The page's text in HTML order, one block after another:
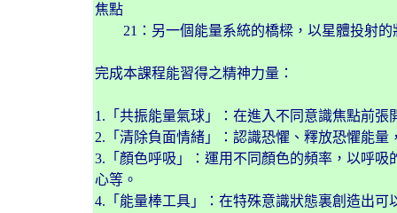
焦點
21：另一個能量系統的橋樑，以星體
完成本課程能習得之精神力量：
1.「共振能量氣球」：在進入不同意識焦點前
2.「清除負面情緒」：認識恐懼、釋放恐懼能量
3.「顏色呼吸」：運用不同顏色的頻率，以呼
心等。
4.「能量棒工具」：在特殊意識狀態裏創造出